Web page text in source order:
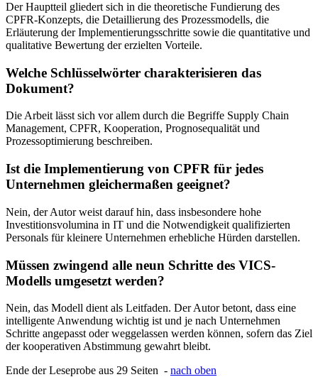
Der Hauptteil gliedert sich in die theoretische Fundierung des
CPFR-Konzepts, die Detaillierung des Prozessmodells, die
Erläuterung der Implementierungsschritte sowie die quantitative und
qualitative Bewertung der erzielten Vorteile.
Welche Schlüsselwörter charakterisieren das
Dokument?
Die Arbeit lässt sich vor allem durch die Begriffe Supply Chain
Management, CPFR, Kooperation, Prognosequalität und
Prozessoptimierung beschreiben.
Ist die Implementierung von CPFR für jedes
Unternehmen gleichermaßen geeignet?
Nein, der Autor weist darauf hin, dass insbesondere hohe
Investitionsvolumina in IT und die Notwendigkeit qualifizierten
Personals für kleinere Unternehmen erhebliche Hürden darstellen.
Müssen zwingend alle neun Schritte des VICS-
Modells umgesetzt werden?
Nein, das Modell dient als Leitfaden. Der Autor betont, dass eine
intelligente Anwendung wichtig ist und je nach Unternehmen
Schritte angepasst oder weggelassen werden können, sofern das Ziel
der kooperativen Abstimmung gewahrt bleibt.
Ende der Leseprobe aus 29 Seiten - nach oben